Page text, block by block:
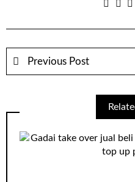
Previous Post